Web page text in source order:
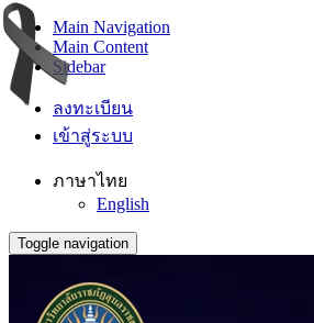
Main Navigation
Main Content
Sidebar
ลงทะเบียน
เข้าสู่ระบบ
ภาษาไทย
English
Toggle navigation